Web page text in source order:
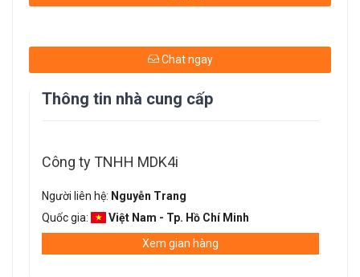
Chat ngay
Thông tin nhà cung cấp
Công ty TNHH MDK4i
Người liên hệ: Nguyễn Trang
Quốc gia:
Việt Nam - Tp. Hồ Chí Minh
Xem gian hàng